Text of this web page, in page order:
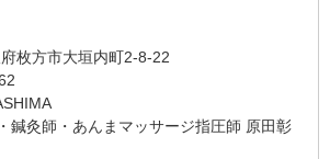
枚方市大垣内町2-8-22
灸師・あんまマッサージ指圧師 原田彰